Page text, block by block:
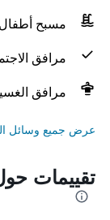
مسبح أطفال
مرافق
مرافق
عرض جميع وسائل
تقييمات